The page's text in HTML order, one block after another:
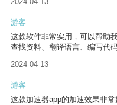
游客
这款软件非常实用，可以帮助
查找资料、翻译语言、编写代码
2024-04-13
游客
这款加速器app的加速效果非